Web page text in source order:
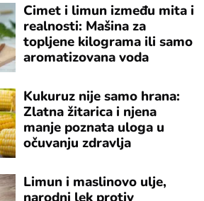
Cimet i limun između mita i
realnosti: Mašina za
topljene kilograma ili samo
aromatizovana voda
Kukuruz nije samo hrana:
Zlatna žitarica i njena
manje poznata uloga u
očuvanju zdravlja
Limun i maslinovo ulje,
narodni lek protiv